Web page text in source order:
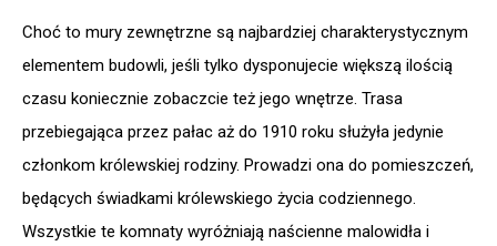
Choć to mury zewnętrzne są najbardziej charakterystycznym
elementem budowli, jeśli tylko dysponujecie większą ilością
czasu koniecznie zobaczcie też jego wnętrze. Trasa
przebiegająca przez pałac aż do 1910 roku służyła jedynie
członkom królewskiej rodziny. Prowadzi ona do pomieszczeń,
będących świadkami królewskiego życia codziennego.
Wszystkie te komnaty wyróżniają naścienne malowidła i